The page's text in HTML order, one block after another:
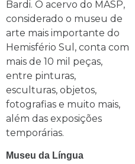
Bardi. O acervo do MASP,
considerado o museu de
arte mais importante do
Hemisfério Sul, conta com
mais de 10 mil peças,
entre pinturas,
esculturas, objetos,
fotografias e muito mais,
além das exposições
temporárias.
Museu da Língua